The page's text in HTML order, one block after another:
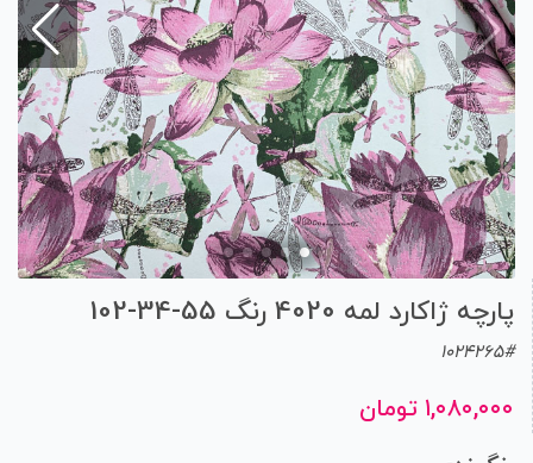
پارچه ژاکارد لمه 4020 رنگ 55-34-102
1024265#
۱,۰۸۰,۰۰۰ تومان